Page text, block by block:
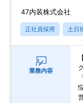
47内装株式会社
正社員採用 土日
業務内容